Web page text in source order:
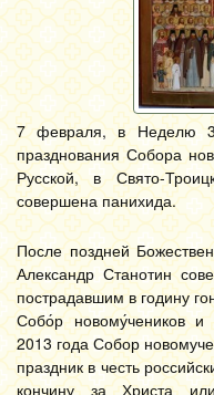
7 февраля, в Неделю
празднования Собора
Русской, в Свято-
совершена панихида.
После поздней
Александр Станотин
пострадавшим в годину
Собо́р новому́чеников и
2013 года Собор
праздник в честь
кончину за Христа